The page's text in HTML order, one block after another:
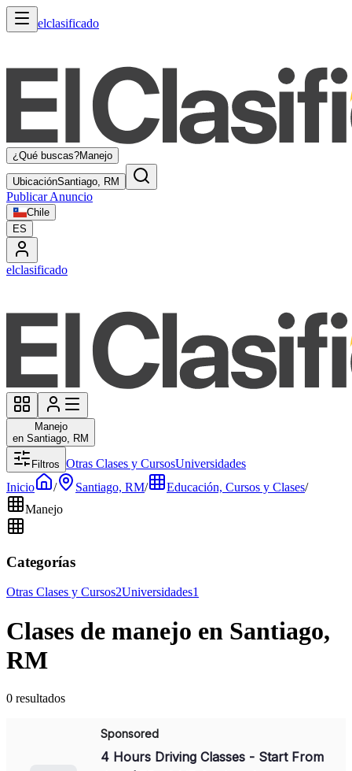
elclasificado
¿Qué buscas?Manejo
UbicaciónSantiago, RM
Publicar Anuncio
Chile
ES
elclasificado
Manejo
en Santiago, RM
Filtros Otras Clases y CursosUniversidades
Inicio
/ Santiago, RM/ Educación, Cursos y Clases/
Manejo
Categorías
Otras Clases y Cursos2Universidades1
Clases de manejo en Santiago,
RM
0 resultados